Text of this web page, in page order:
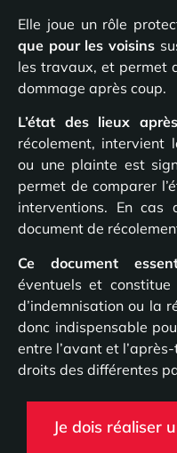
Elle joue un rôle
que pour les voisins
les travaux, et permet
dommage après coup.
L’état des lieux
récolement, intervient
ou une plainte est
permet de comparer
interventions. En cas
document de
Ce document
éventuels et
d’indemnisation ou la
donc indispensable
entre l’avant et
droits des différentes
Je dois réaliser